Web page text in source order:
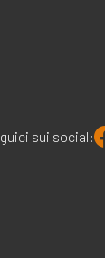
sui social: